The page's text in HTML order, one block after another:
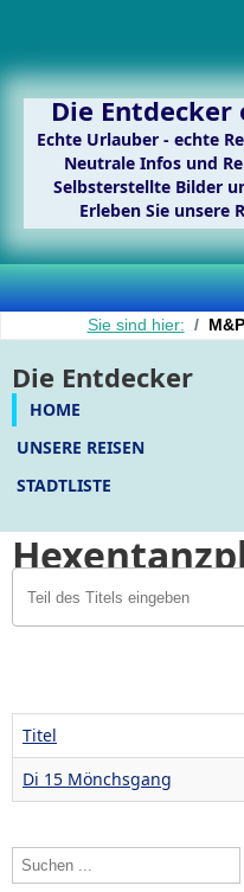
Die Entdecker
Echte Urlauber - echte
Neutrale Infos und
Selbsterstellte Bilder
Erleben Sie unsere
Sie sind hier:
Die Entdecker
HOME
UNSERE REISEN
STADTLISTE
Teil des Titels eingeben
Titel
Di 15 Mönchsgang